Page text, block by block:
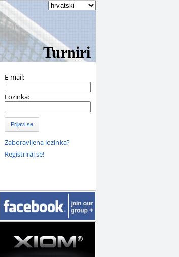
Turniri
E-mail:
Lozinka:
Prijavi se
Zaboravljena lozinka?
Registriraj se!